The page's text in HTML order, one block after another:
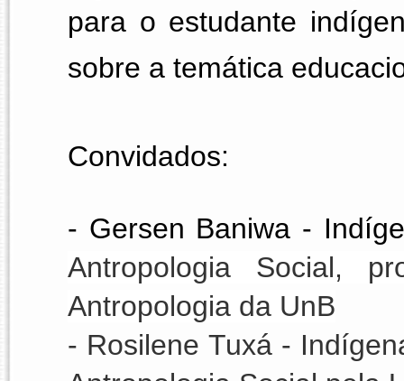
para o estudante
sobre a temática
Convidados:
- Gersen Baniwa -
Antropologia Social,
Antropologia da UnB
- Rosilene Tuxá -